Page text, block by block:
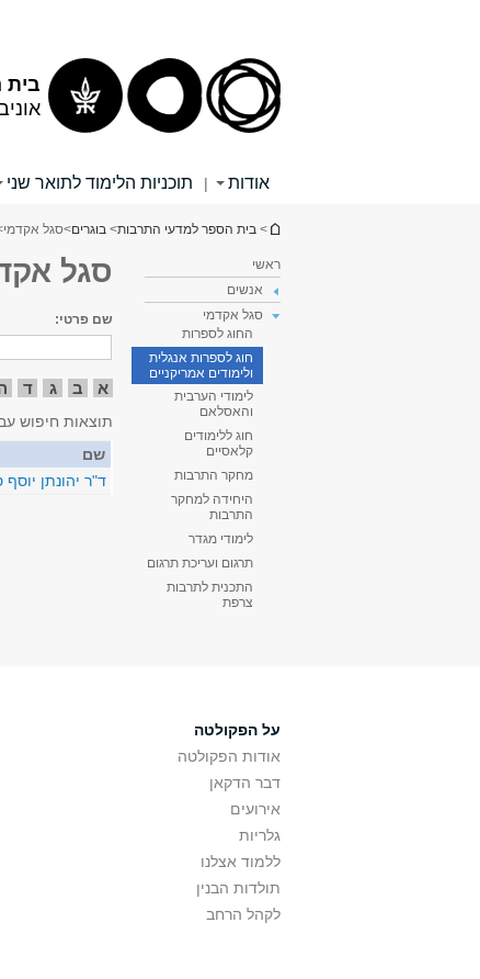
בית
אודות | תוכניות הלימוד לתואר שני
הינך נמצא כאן
> בית הספר למדעי התרבות> בוגרים>סגל אקדמי
ראשי
אנשים
סגל אקדמי
החוג לספרות
חוג לספרות אנגלית
ולימודים אמריקניים
לימודי הערבית
והאסלאם
חוג ללימודים
קלאסיים
מחקר התרבות
היחידה למחקר
התרבות
לימודי מגדר
תרגום ועריכת תרגום
התכנית לתרבות
צרפת
סגל
שם פרטי:
א ב ג ד
תוצאות חיפוש
שם
ד"ר יהונתן
על הפקולטה
אודות הפקולטה
דבר הדקאן
אירועים
גלריות
ללמוד אצלנו
תולדות הבנין
לקהל הרחב